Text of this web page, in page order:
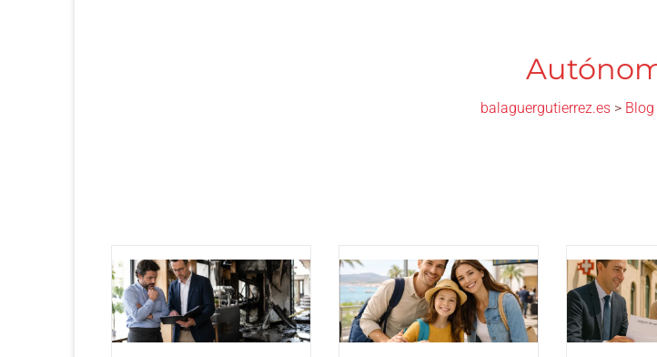
balaguergutierrez.es> Blog